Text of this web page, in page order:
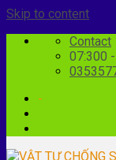
Skip to content
Contact
07:300
-